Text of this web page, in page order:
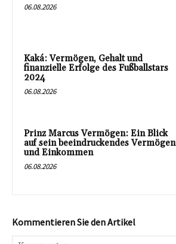
06.08.2026
Kaká: Vermögen, Gehalt und
finanzielle Erfolge des Fußballstars
2024
06.08.2026
Prinz Marcus Vermögen: Ein Blick
auf sein beeindruckendes Vermögen
und Einkommen
06.08.2026
Kommentieren Sie den Artikel